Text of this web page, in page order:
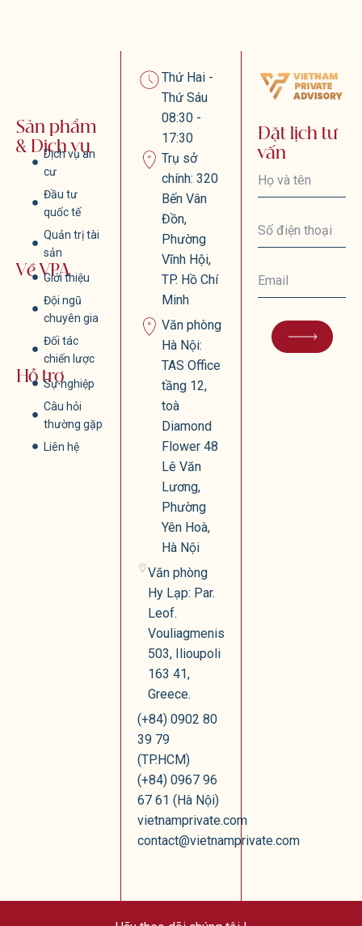
Sản phẩm
& Dịch vụ
Dịch vụ an
cư
Đầu tư
quốc tế
Quản trị tài
sản
Về VPA
Giới thiệu
Đội ngũ
chuyên gia
Đối tác
chiến lược
Hỗ trợSự nghiệp
Câu hỏi
thường gặp
Liên hệ
Thứ Hai -
Thứ Sáu
08:30 -
17:30
Trụ sở
chính: 320
Bến Vân
Đồn,
Phường
Vĩnh Hội,
TP. Hồ Chí
Minh
Văn phòng
Hà Nội:
TAS Office
tầng 12,
toà
Diamond
Flower 48
Lê Văn
Lương,
Phường
Yên Hoà,
Hà Nội
Văn phòng
Hy Lạp: Par.
Leof.
Vouliagmenis
503, Ilioupoli
163 41,
Greece.
(+84) 0902 80
39 79
(TP.HCM)
(+84) 0967 96
67 61 (Hà Nội)
vietnamprivate.com
contact@vietnamprivate.com
Đặt lịch tư
vấn